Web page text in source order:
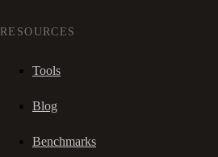
RESOURCES
Tools
Blog
Benchmarks